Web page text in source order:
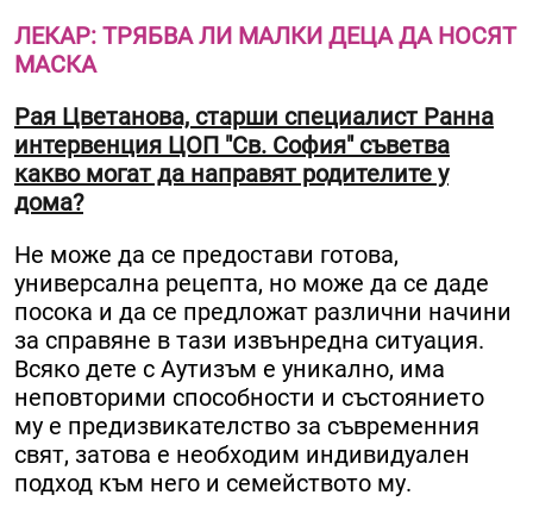
ЛЕКАР: ТРЯБВА ЛИ МАЛКИ ДЕЦА ДА НОСЯТ
МАСКА
Рая Цветанова, старши специалист Ранна
интервенция ЦОП "Св. София" съветва
какво могат да направят родителите у
дома?
Не може да се предостави готова,
универсална рецепта, но може да се даде
посока и да се предложат различни начини
за справяне в тази извънредна ситуация.
Всяко дете с Аутизъм е уникално, има
неповторими способности и състоянието
му е предизвикателство за съвременния
свят, затова е необходим индивидуален
подход към него и семейството му.